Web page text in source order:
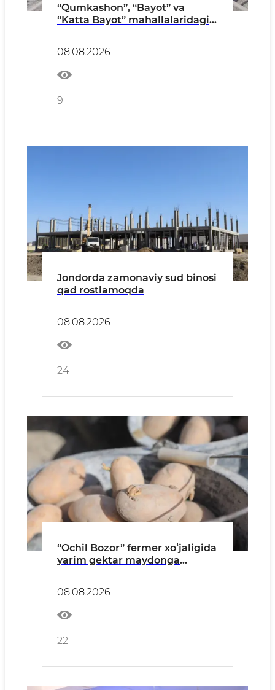
“Qumkashon”, “Bayot” va
“Katta Bayot” mahallalaridagi
davom etmoqda
08.08.2026
9
Jondorda zamonaviy sud binosi
qad rostlamoqda
08.08.2026
24
“Ochil Bozor” fermer xoʻjaligida
yarim gektar maydonga
08.08.2026
22